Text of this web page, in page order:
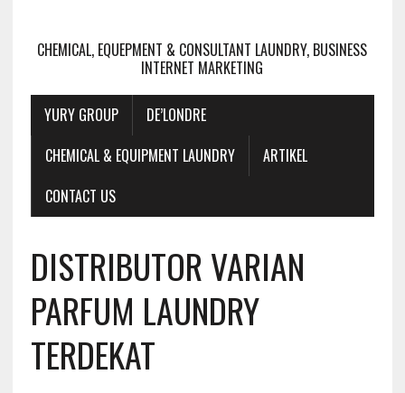
CHEMICAL, EQUEPMENT & CONSULTANT LAUNDRY, BUSINESS
INTERNET MARKETING
YURY GROUP
DE’LONDRE
CHEMICAL & EQUIPMENT LAUNDRY
ARTIKEL
CONTACT US
DISTRIBUTOR VARIAN
PARFUM LAUNDRY
TERDEKAT